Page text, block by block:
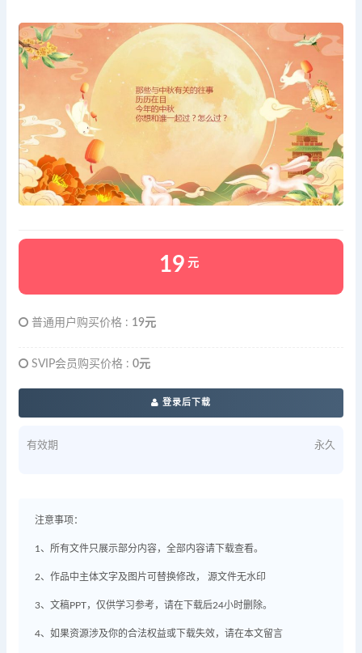
19 元
普通用户购买价格 : 19元
SVIP会员购买价格 : 0元
登录后下载
有效期 永久
注意事项：
1、所有文件只展示部分内容，全部内容请下载查看。
2、作品中主体文字及图片可替换修改， 源文件无水印
3、文稿PPT，仅供学习参考，请在下载后24小时删除。
4、如果资源涉及你的合法权益或下载失效，请在本文留言